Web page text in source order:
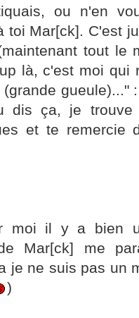
ou n'en
toi Mar[ck]. C'est
tout le
là, c'est moi qui
(grande gueule)..."
dis ça, je trouve
et te remercie
moi il y a bien
Mar[ck] me
je ne suis pas un
)